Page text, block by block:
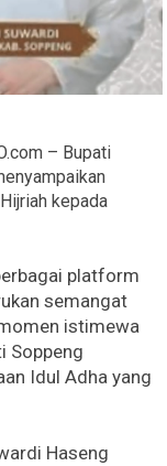
– Bupati
kepada
platform
semangat
istimewa
Soppeng
Idul Adha yang
Haseng